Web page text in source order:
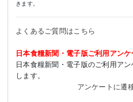
きます。
よくあるご質問はこちら
日本食糧新聞・電子版ご利用アン
日本食糧新聞・電子版のご利用ア
します。
アンケートに遷